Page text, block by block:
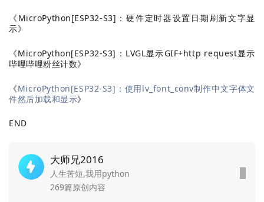
《 MicroPython[ESP32-S3]：硬件定时器设置日期刷新文字显
示》
《MicroPython[ESP32-S3]：LVGL显示GIF+http request显示
哔哩哔哩粉丝计数》
《MicroPython[ESP32-S3]：使用lv_font_conv制作中文字体文
件然后加载和显示》
END
大师兄2016
人生苦短,我用python
269篇原创内容